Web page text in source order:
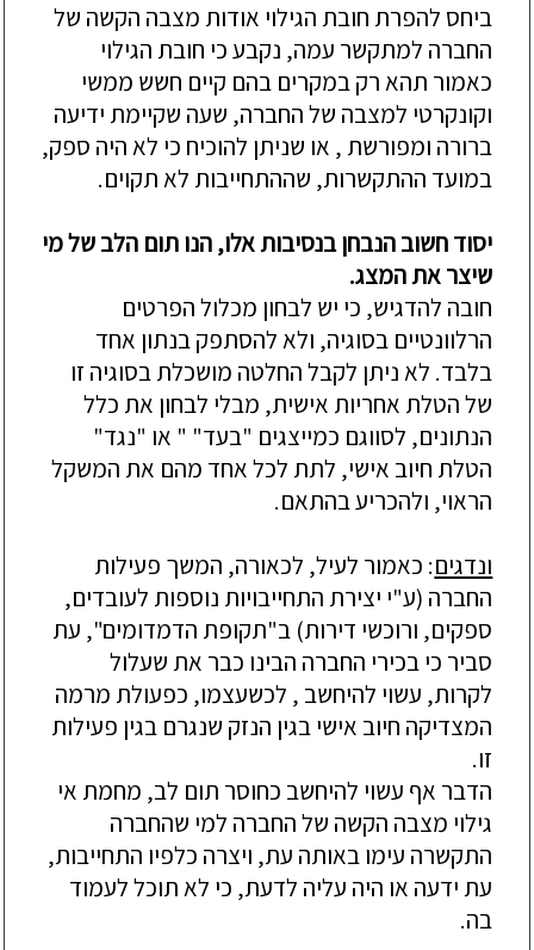
ביחס להפרת חובת הגילוי אודות מצבה הקשה של
החברה למתקשר עמה, נקבע כי חובת הגילוי
כאמור תהארקבמקרים בהם קיים חשש ממשי
וקונקרטי למצבה של החברה, שעה שקיימת ידיעה
ברורה ומפורשת , או שניתן להוכיח כי לא היה ספק,
במועד ההתקשרות, שההתחייבות לא תקוים.
יסוד חשוב הנבחן בנסיבות אלו, הנו תום הלב של מי
שיצר את המצג.
חובה להדגיש, כי יש לבחון מכלול הפרטים
הרלוונטיים בסוגיה, ולא להסתפק בנתון אחד
בלבד. לא ניתן לקבל החלטה מושכלת בסוגיה זו
של הטלת אחריות אישית, מבלי לבחון את כלל
הנתונים, לסווגם כמייצגים "בעד" " או "נגד"
הטלת חיוב אישי, לתת לכל אחד מהם את המשקל
הראוי, ולהכריע בהתאם.
ונדגים: כאמור לעיל, לכאורה, המשך פעילות
החברה (ע"י יצירת התחייבויות נוספות לעובדים,
ספקים, ורוכשי דירות) ב"תקופת הדמדומים", עת
סביר כי בכירי החברה הבינו כבר את שעלול
לקרות, עשוי להיחשב , לכשעצמו, כפעולת מרמה
המצדיקה חיוב אישי בגין הנזק שנגרם בגין פעילות
זו.
הדבר אף עשוי להיחשב כחוסר תום לב, מחמת אי
גילוי מצבה הקשה של החברה למי שהחברה
התקשרה עימו באותה עת, ויצרה כלפיו התחייבות,
עת ידעה או היה עליה לדעת, כי לא תוכל לעמוד
בה.